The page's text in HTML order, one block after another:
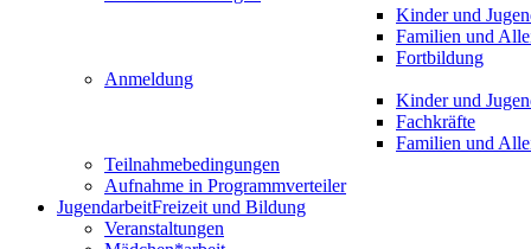
Kinder und
Familien und
Fortbildung
Anmeldung
Kinder und
Fachkräfte
Familien und
Teilnahmebedingungen
Aufnahme in Programmverteiler
JugendarbeitFreizeit und Bildung
Veranstaltungen